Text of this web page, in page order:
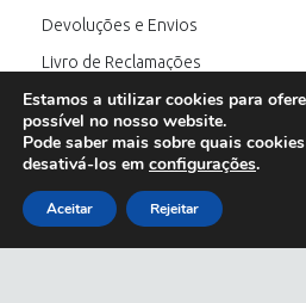
Devoluções e Envios
Livro de Reclamações
Canal de Denúncia
SIGA-NOS
Estamos a utilizar cookies para
possível no nosso website.
Pode saber mais sobre quais
desativá-los em configurações.
Aceitar Rejeitar